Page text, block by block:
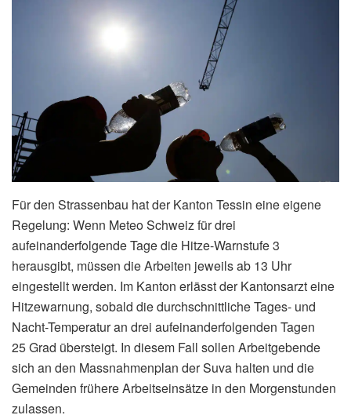
Für den Strassenbau hat der Kanton Tessin eine eigene
Regelung: Wenn Meteo Schweiz für drei
aufeinanderfolgende Tage die Hitze-Warnstufe 3
herausgibt, müssen die Arbeiten jeweils ab 13 Uhr
eingestellt werden. Im Kanton erlässt der Kantonsarzt eine
Hitzewarnung, sobald die durchschnittliche Tages- und
Nacht-Temperatur an drei aufeinanderfolgenden Tagen
25 Grad übersteigt. In diesem Fall sollen Arbeitgebende
sich an den Massnahmenplan der Suva halten und die
Gemeinden frühere Arbeitseinsätze in den Morgenstunden
zulassen.